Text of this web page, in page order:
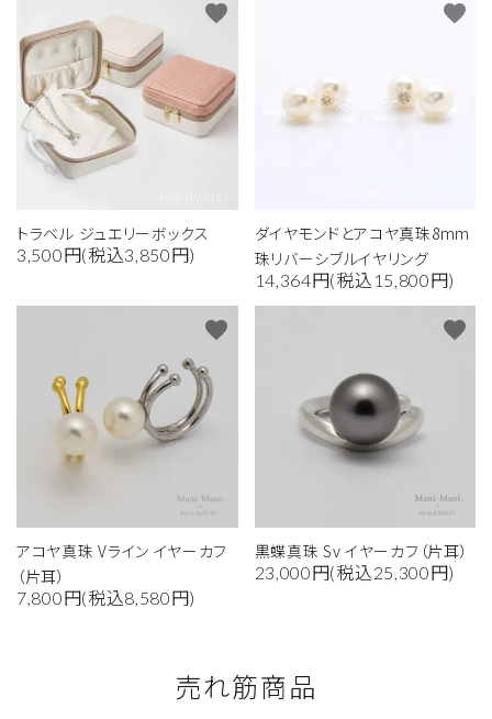
トラベル ジュエリーボックス
3,500円(税込3,850円)
favorite
ダイヤモンドとアコヤ真珠8mm
珠リバーシブルイヤリング
14,364円(税込15,800円)
favorite
アコヤ真珠 Vライン イヤーカフ
（片耳）
7,800円(税込8,580円)
favorite
黒蝶真珠 Sv イヤーカフ（片耳）
23,000円(税込25,300円)
favorite
売れ筋商品